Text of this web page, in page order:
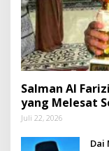
Salman Al
yang Melesat
Juli 22, 2026
Dai